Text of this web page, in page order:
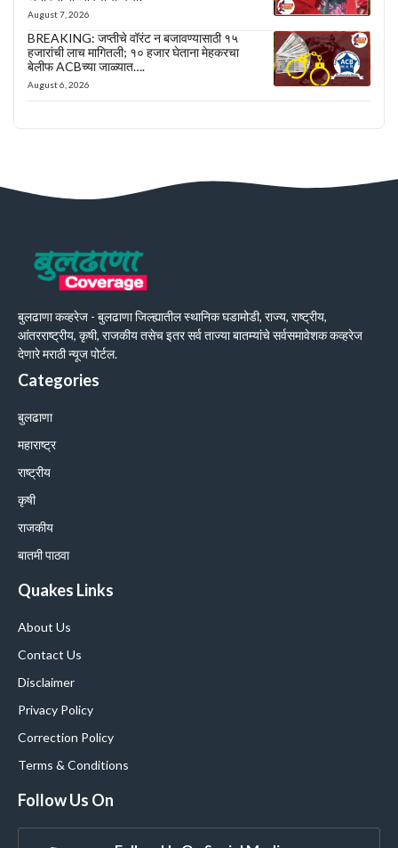
August 7, 2026
BREAKING: जप्तीचे वॉरंट न बजावण्यासाठी १५
हजारांची लाच मागितली; १० हजार घेताना मेहकरचा
बेलीफ ACBच्या जाळ्यात….
August 6, 2026
बुलढाणा कव्हरेज - बुलढाणा जिल्ह्यातील स्थानिक घडामोडी, राज्य, राष्ट्रीय,
आंतरराष्ट्रीय, कृषी, राजकीय तसेच इतर सर्व ताज्या बातम्यांचे सर्वसमावेशक कव्हरेज
देणारे मराठी न्यूज पोर्टल.
Categories
बुलढाणा
महाराष्ट्र
राष्ट्रीय
कृषी
राजकीय
बातमी पाठवा
Quakes Links
About Us
Contact Us
Disclaimer
Privacy Policy
Correction Policy
Terms & Conditions
Follow Us On